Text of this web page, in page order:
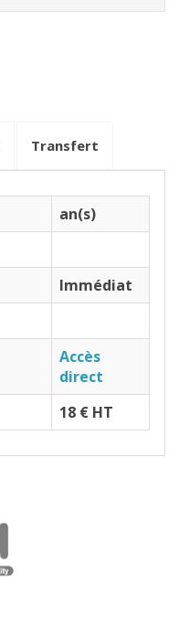
Transfert
an(s)
Immédiat
Accès
direct
18 € HT